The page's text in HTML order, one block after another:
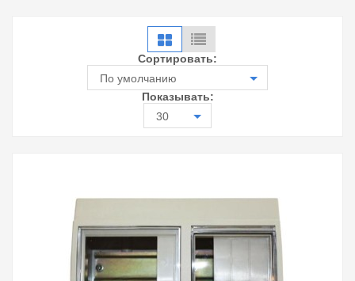
Сортировать:
По умолчанию
Показывать:
30